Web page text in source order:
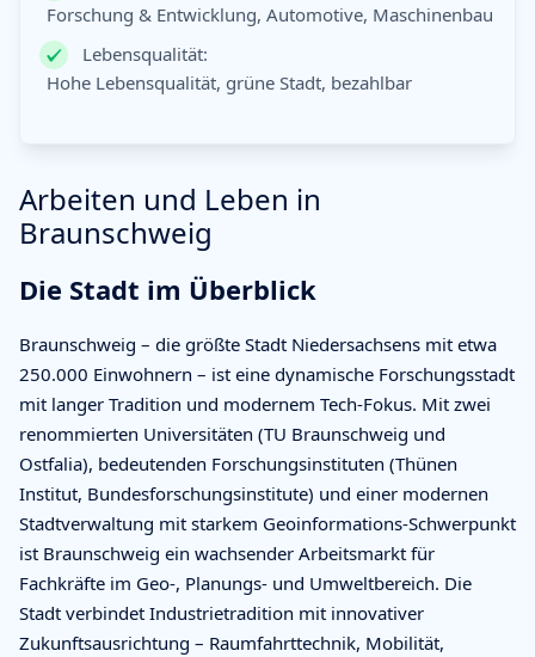
Forschung & Entwicklung, Automotive, Maschinenbau
Lebensqualität:
Hohe Lebensqualität, grüne Stadt, bezahlbar
Arbeiten und Leben in
Braunschweig
Die Stadt im Überblick
Braunschweig – die größte Stadt Niedersachsens mit etwa
250.000 Einwohnern – ist eine dynamische Forschungsstadt
mit langer Tradition und modernem Tech-Fokus. Mit zwei
renommierten Universitäten (TU Braunschweig und
Ostfalia), bedeutenden Forschungsinstituten (Thünen
Institut, Bundesforschungsinstitute) und einer modernen
Stadtverwaltung mit starkem Geoinformations-Schwerpunkt
ist Braunschweig ein wachsender Arbeitsmarkt für
Fachkräfte im Geo-, Planungs- und Umweltbereich. Die
Stadt verbindet Industrietradition mit innovativer
Zukunftsausrichtung – Raumfahrttechnik, Mobilität,